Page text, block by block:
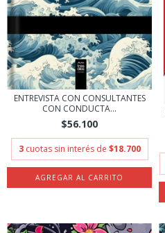
ENTREVISTA CON CONSULTANTES
CON CONDUCTA...
$56.100
3 cuotas sin interés de $18.700